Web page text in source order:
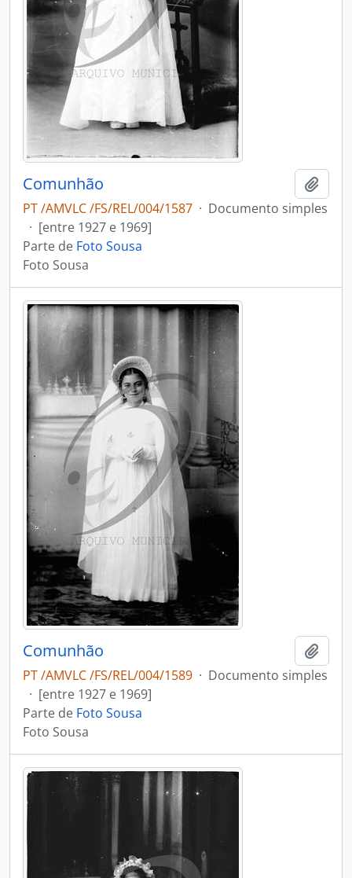
Comunhão
PT /AMVLC /FS/REL/004/1587 · Documento simples
· [entre 1927 e 1969]
Parte de Foto Sousa
Foto Sousa
Comunhão
PT /AMVLC /FS/REL/004/1589 · Documento simples
· [entre 1927 e 1969]
Parte de Foto Sousa
Foto Sousa